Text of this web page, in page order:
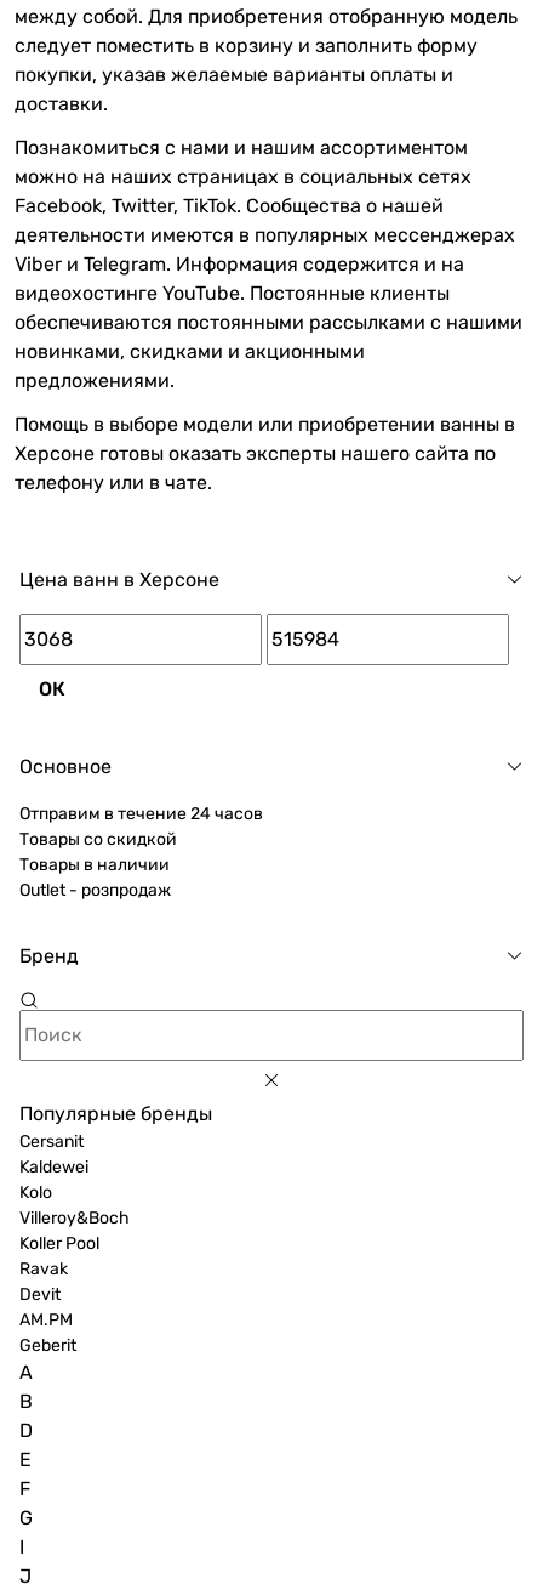
между собой. Для приобретения отобранную модель
следует поместить в корзину и заполнить форму
покупки, указав желаемые варианты оплаты и
доставки.
Познакомиться с нами и нашим ассортиментом
можно на наших страницах в социальных сетях
Facebook, Twitter, TikTok. Сообщества о нашей
деятельности имеются в популярных мессенджерах
Viber и Telegram. Информация содержится и на
видеохостинге YouTube. Постоянные клиенты
обеспечиваются постоянными рассылками с нашими
новинками, скидками и акционными
предложениями.
Помощь в выборе модели или приобретении ванны в
Херсоне готовы оказать эксперты нашего сайта по
телефону или в чате.
Цена ванн в Херсоне
ОК
Основное
Отправим в течение 24 часов
Товары со скидкой
Товары в наличии
Outlet - розпродаж
Бренд
Популярные бренды
Cersanit
Kaldewei
Kolo
Villeroy&Boch
Koller Pool
Ravak
Devit
AM.PM
Geberit
A
B
D
E
F
G
I
J